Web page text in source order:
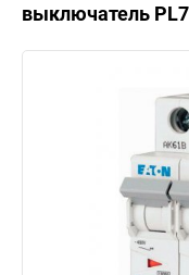
выключатель